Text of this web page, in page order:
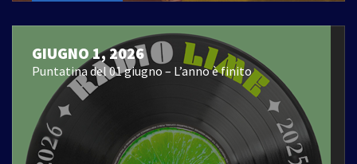
GIUGNO 1, 2026
Puntatina del 01 giugno – L’anno è finito